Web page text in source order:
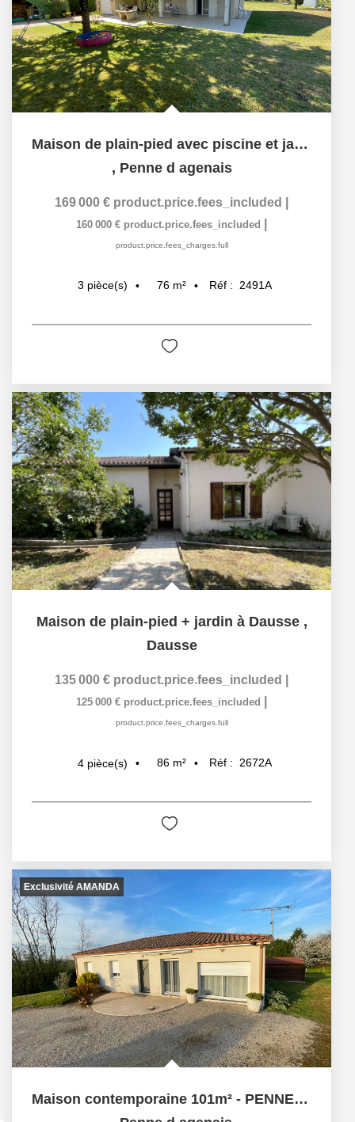
Maison de plain-pied avec piscine et jardin à...
, Penne d agenais
169 000 € product.price.fees_included
160 000 € product.price.fees_included
product.price.fees_charges.full
3 pièce(s) 76 m² Réf : 2491A
Maison de plain-pied + jardin à Dausse ,
Dausse
135 000 € product.price.fees_included
125 000 € product.price.fees_included
product.price.fees_charges.full
4 pièce(s) 86 m² Réf : 2672A
Exclusivité AMANDA
Maison contemporaine 101m² - PENNE D'AGENAIS